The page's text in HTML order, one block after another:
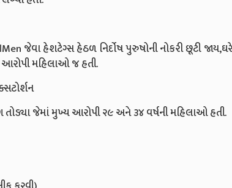
જેવા હેશટેગ્સ હેઠળ નિર્દોષ પુરુષોની નોકરી છૂટી
મહિલાઓ જ હતી.
તોડ્યા જેમાં મુખ્ય આરોપી ૨૯ અને ૩૪ વર્ષની મહિલાઓ હતી.